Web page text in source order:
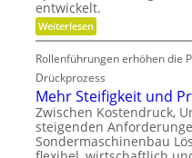
e
i
h
e
i
t
g
r
a
f
t
i
n
e
r
K
u
n
s
e
B
e
t
r
e
b
s
e
i
entwickelt.
Weiterlesen:
B
t
t
r
e
-
u
Rollenführungen erhöhen die
Drückprozess
Mehr Steifigkeit und
Zwischen Kostendruck,
steigenden
Sondermaschinenbau